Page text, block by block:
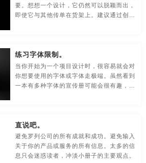
公司-品牌策划 礼品包装设计
公司-品牌策划 物流-品牌策划
公司-品牌策划 公益-品牌策划
-品牌策划
-品牌策划 金融-品牌策划
要。想想一个设计，它仍然可以脱颖而出，
即使它与其他传单在货架上。建议通过创意
练习字体限制。
当你开始为一个项目设计时，很容易就会对
你想要使用的字体或字体走极端。虽然看到
一本有多种字体的宣传册可能会很有趣，但
直说吧。
避免罗列公司的所有成就和成功。避免输入
关于你的产品或服务的所有信息。太多的信
息只会迷惑读者，冲淡小册子的主要观点。